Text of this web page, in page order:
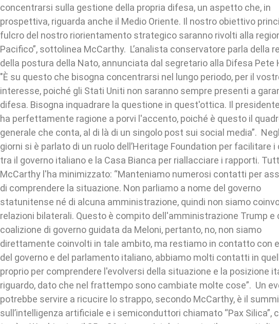
concentrarsi sulla gestione della propria difesa, un aspetto che, in
prospettiva, riguarda anche il Medio Oriente. Il nostro obiettivo
fulcro del nostro riorientamento strategico saranno rivolti alla
Pacifico”, sottolinea McCarthy. L’analista conservatore parla della
della postura della Nato, annunciata dal segretario alla Difesa Pete
"È su questo che bisogna concentrarsi nel lungo periodo, per il
interesse, poiché gli Stati Uniti non saranno sempre presenti a
difesa. Bisogna inquadrare la questione in quest'ottica. Il
ha perfettamente ragione a porvi l'accento, poiché è questo il
generale che conta, al di là di un singolo post sui social media”.
giorni si è parlato di un ruolo dell’Heritage Foundation per facilitare
tra il governo italiano e la Casa Bianca per riallacciare i rapporti.
McCarthy l'ha minimizzato: “Manteniamo numerosi contatti per
di comprendere la situazione. Non parliamo a nome del governo
statunitense né di alcuna amministrazione, quindi non siamo
relazioni bilaterali. Questo è compito dell'amministrazione Trump e
coalizione di governo guidata da Meloni, pertanto, no, non siamo
direttamente coinvolti in tale ambito, ma restiamo in contatto con
del governo e del parlamento italiano, abbiamo molti contatti in
proprio per comprendere l'evolversi della situazione e la posizione
riguardo, dato che nel frattempo sono cambiate molte cose”. Un
potrebbe servire a ricucire lo strappo, secondo McCarthy, è il
sull’intelligenza artificiale e i semiconduttori chiamato “Pax Silica”,